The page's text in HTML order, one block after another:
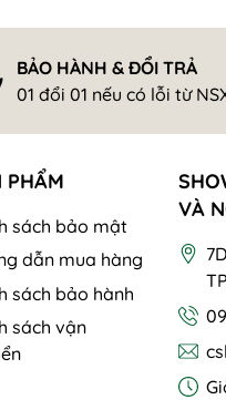
BẢO HÀNH & ĐỔI TRẢ
01 đổi 01 nếu có lỗi từ
PHẨM
sách bảo mật
dẫn mua hàng
sách bảo hành
sách vận
VÀ